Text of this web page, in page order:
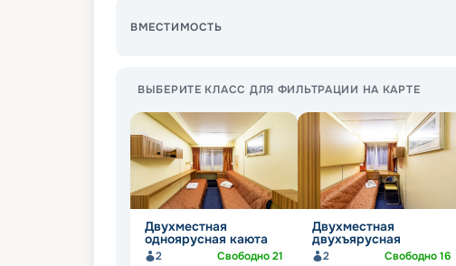
ВМЕСТИМОСТЬ
ВЫБЕРИТЕ КЛАСС ДЛЯ ФИЛЬТРАЦИИ НА КАРТЕ
Двухместная
одноярусная каюта
2 Свободно21
Двухместная
двухъярусная
2 Свободно16